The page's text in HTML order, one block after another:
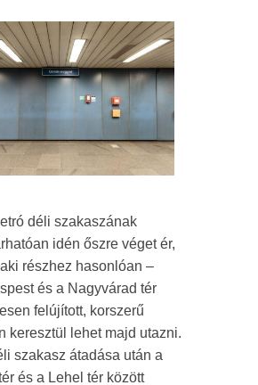
déli szakaszának
idén őszre véget ér,
részhez hasonlóan –
és a Nagyvárad tér
felújított, korszerű
keresztül lehet majd utazni.
szakasz átadása után a
és a Lehel tér között